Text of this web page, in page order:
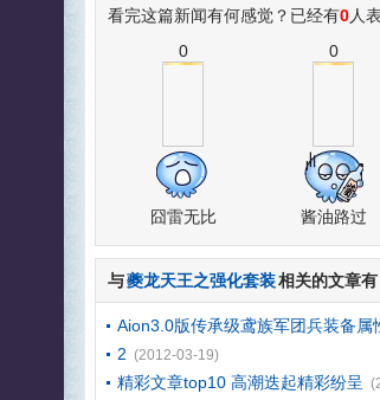
看完这篇新闻有何感觉？已经有0人
0
囧雷无比
0
酱油路过
与夔龙天王之强化套装相关的文章有
Aion3.0版传承级鸢族军团兵装备属
2 (2012-03-19)
精彩文章top10 高潮迭起精彩纷呈